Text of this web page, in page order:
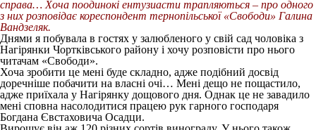
справа… Хоча поодинокі ентузиасти трапляються – про одного
з них розповідає кореспондент тернопільської «Свободи» Галина
Вандзеляк.
Днями я побувала в гостях у залюбленого у свій сад чоловіка з
Нагірянки Чортківського району і хочу розповісти про нього
читачам «Свободи».
Хоча зробити це мені буде складно, адже подібний досвід
доречніше побачити на власні очі… Мені дещо не пощастило,
адже приїхала у Нагірянку дощового дня. Однак це не завадило
мені сповна насолодитися працею рук гарного господаря
Богдана Євстаховича Осадци.